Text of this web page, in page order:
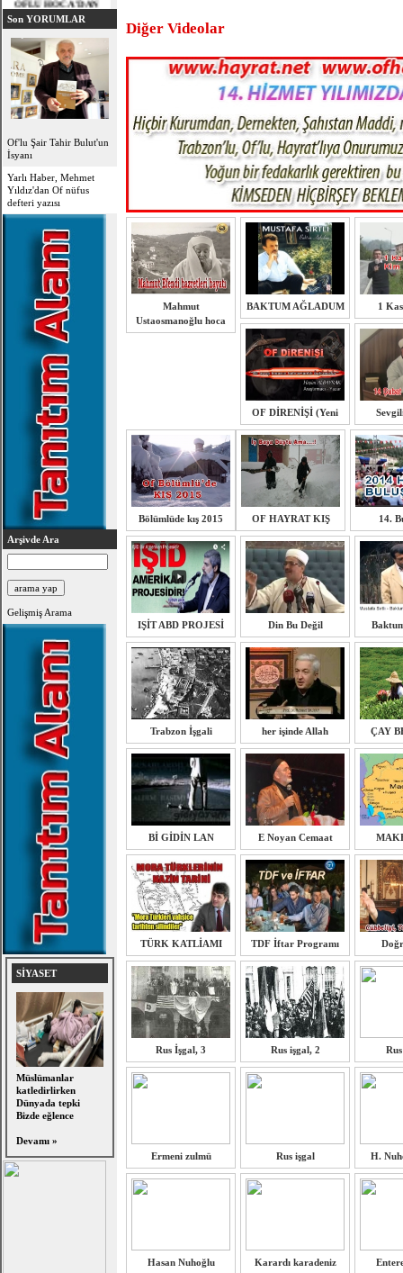
Son YORUMLAR
Of'lu Şair Tahir Bulut'un
İsyanı
Yarlı Haber, Mehmet
Yıldız'dan Of nüfus
defteri yazısı
Arşivde Ara
Gelişmiş Arama
SİYASET
Müslümanlar
katledirlirken
Dünyada tepki
Bizde eğlence
Devamı »
Diğer Videolar
Mahmut
Ustaosmanoğlu hoca
BAKTUM AĞLADUM 1
OF DİRENİŞİ (Yeni
Bölümlüde kış 2015 OF HAYRAT KIŞ 14.
IŞİT ABD PROJESİ Din Bu Değil
Trabzon İşgali her işinde Allah ÇAY
Bİ GİDİN LAN E Noyan Cemaat
TÜRK KATLİAMI TDF İftar Programı
Rus İşgal, 3 Rus işgal, 2
Ermeni zulmü Rus işgal H.
Hasan Nuhoğlu Karardı karadeniz